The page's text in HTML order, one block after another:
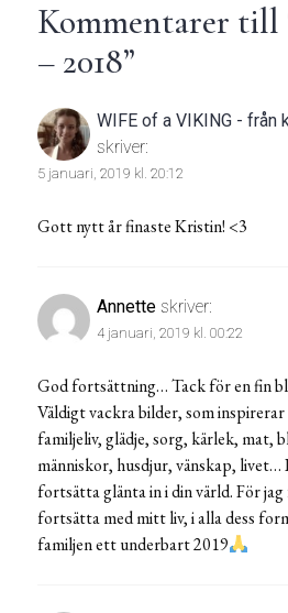
Kommentarer till
– 2018”
WIFE of a VIKING - från
skriver:
5 januari, 2019 kl. 20:12
Gott nytt år finaste Kristin! <3
Annette skriver:
4 januari, 2019 kl. 00:22
God fortsättning… Tack för en fin
Väldigt vackra bilder, som inspirerar
familjeliv, glädje, sorg, kärlek, mat,
människor, husdjur, vänskap, livet…
fortsätta glänta in i din värld. För
fortsätta med mitt liv, i alla dess
familjen ett underbart 2019